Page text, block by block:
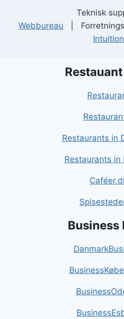
Teknisk
Webbureau |
Intuition
Restaurants in
Restaurants in
Business